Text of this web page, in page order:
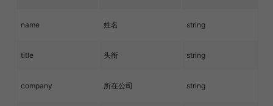
name 姓名 string
title 头衔 string
company 所在公司 string